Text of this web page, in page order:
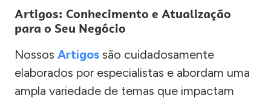
Artigos: Conhecimento e Atualização
para o Seu Negócio
Nossos Artigos são cuidadosamente
elaborados por especialistas e abordam uma
ampla variedade de temas que impactam